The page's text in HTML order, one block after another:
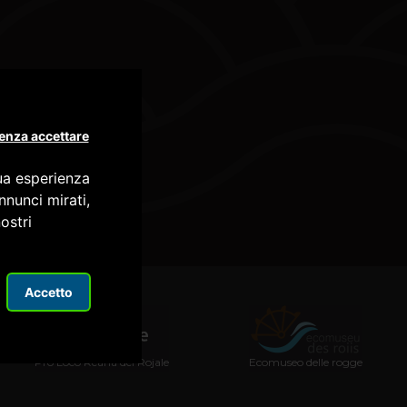
esperienza
mirati,
Accetto
accettare
Pro Loco Reana del Rojale Ecomuseo delle rogge